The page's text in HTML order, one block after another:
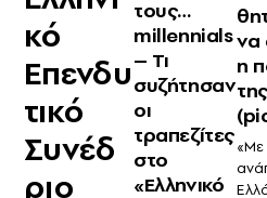
κό
Επενδυ
τικό
Συνέδ
ριο
τους…
millennials
– Τι
συζήτησαν
οι
τραπεζίτες
στο
«Ελληνικό
να
η
«Με